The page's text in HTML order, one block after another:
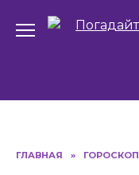
ГЛАВНАЯ » ГОРОСКОП